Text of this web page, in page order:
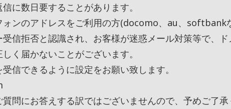
に数日要することがあります。
ォンのアドレスをご利用の方(docomo、au、softbank
信拒否と認識され、お客様が迷惑メール対策等で、
く届かないことがございます。
信できるように設定をお願い致します。
問にお答えする訳ではございませんので、予めご了承